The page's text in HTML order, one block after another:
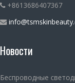
+8613686407367
Новости
Беспроводные